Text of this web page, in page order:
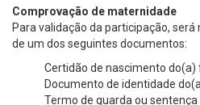
Comprovação de maternidade
Para validação da participação,
de um dos seguintes documentos:
Certidão de nascimento do(a)
Documento de identidade
Termo de guarda ou sentença